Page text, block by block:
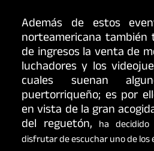
Además de estos
norteamericana
de ingresos la venta de
luchadores y los
cuales suenan
puertorriqueño; es por
en vista de la gran
del reguetón, ha
disfrutar de escuchar uno de los